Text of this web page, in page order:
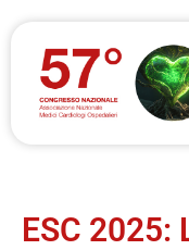
ESC 2025: